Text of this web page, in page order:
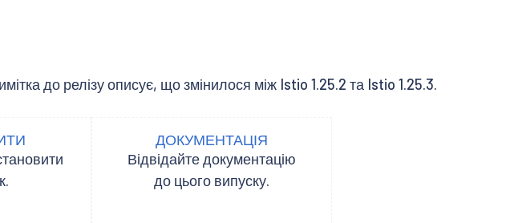
до релізу описує, що змінилося між Istio 1.25.2 та Istio 1.25.3.
ДОКУМЕНТАЦІЯ
Відвідайте документацію
до цього випуску.